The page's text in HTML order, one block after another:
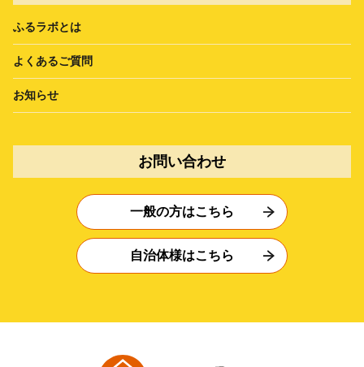
ふるラボとは
よくあるご質問
お知らせ
お問い合わせ
一般の方はこちら
自治体様はこちら